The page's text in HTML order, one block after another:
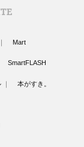
Mart
SmartFLASH
本がすき。